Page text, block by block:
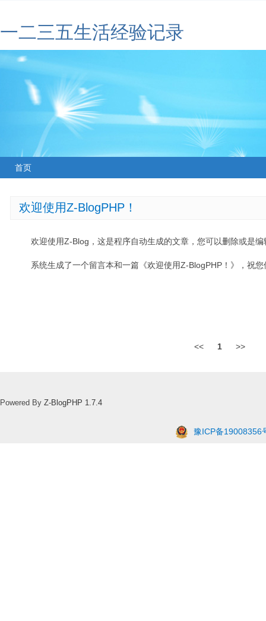
一二三五生活经验记录
首页
欢迎使用Z-BlogPHP！
欢迎使用Z-Blog，这是程序自动生成的文章，您可以删除或是编
系统生成了一个留言本和一篇《欢迎使用Z-BlogPHP！》，祝
<< 1 >>
Powered By Z-BlogPHP 1.7.4
豫ICP备19008356